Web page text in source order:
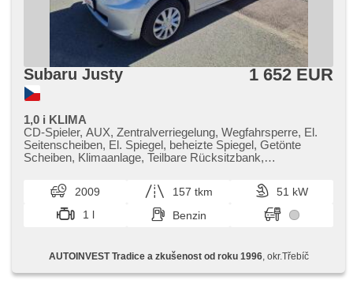
Subaru Justy 1 652 EUR
1,0 i KLIMA
CD-Spieler, AUX, Zentralverriegelung, Wegfahrsperre, El.
Seitenscheiben, El. Spiegel, beheizte Spiegel, Getönte
Scheiben, Klimaanlage, Teilbare Rücksitzbank,
Heckscheibenwischer, 6x Airbag,
Beifahrerairbagdeaktivierung, Bordcomputer,
Außenthermometer, isofix, ABS, Servolenkung,
Handgetriebe, erfüllt 'EURO IV', 5 rychlostních stupňů
2009 157 tkm
51 kW
1 l
Benzin
AUTOINVEST Tradice a zkušenost od roku 1996, okr.Třebíč